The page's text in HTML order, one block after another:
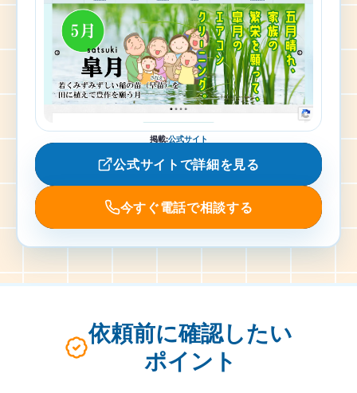
掲載:公式サイト
公式サイトで詳細を見る
今すぐ電話で相談する
依頼前に確認したい
ポイント